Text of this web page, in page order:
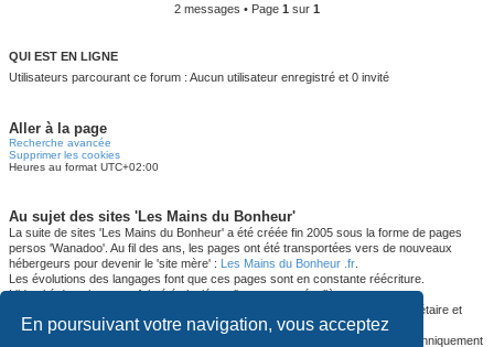
En poursuivant votre navigation, vous acceptez
2 messages • Page 1 sur 1
QUI EST EN LIGNE
Utilisateurs parcourant ce forum : Aucun utilisateur enregistré et 0 invité
Aller à la page
Recherche avancée
Supprimer les cookies
Heures au format UTC+02:00
Au sujet des sites 'Les Mains du Bonheur'
La suite de sites 'Les Mains du Bonheur' a été créée fin 2005 sous la forme de pages
persos 'Wanadoo'. Au fil des ans, les pages ont été transportées vers de nouveaux
hébergeurs pour devenir le 'site mère' : Les Mains du Bonheur .fr
Les évolutions des langages font que ces pages sont en constante réécriture.
L'identité des sites a parfois été plagiée et l'est encore régulièrement.
L'auteur de ces sites est Dany (ou Dany Massages) en tant qu'éditeur-propriétaire et
développeur.
Ce forum représente la suite logique en remplaçant l'ancien forum devenu techniquement